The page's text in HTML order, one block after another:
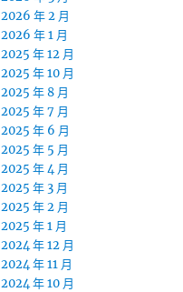
2026 年 2 月
2026 年 1 月
2025 年 12 月
2025 年 10 月
2025 年 8 月
2025 年 7 月
2025 年 6 月
2025 年 5 月
2025 年 4 月
2025 年 3 月
2025 年 2 月
2025 年 1 月
2024 年 12 月
2024 年 11 月
2024 年 10 月